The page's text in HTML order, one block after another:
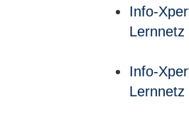
Info-
Lernnetz
Info-
Lernnetz